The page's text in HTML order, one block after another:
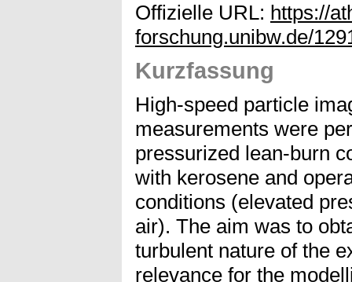
Offizielle URL: https://
forschung.unibw.de/
Kurzfassung
High-speed particle
measurements were
pressurized lean-burn
with kerosene and
conditions (elevated
air). The aim was to
turbulent nature of the
relevance for the